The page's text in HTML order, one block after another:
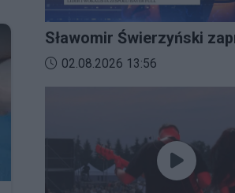
Sławomir Świerzyński zaprasza na
Imprezalia 2026
Data dodania materiału wideo:
02.08.2026 13:56